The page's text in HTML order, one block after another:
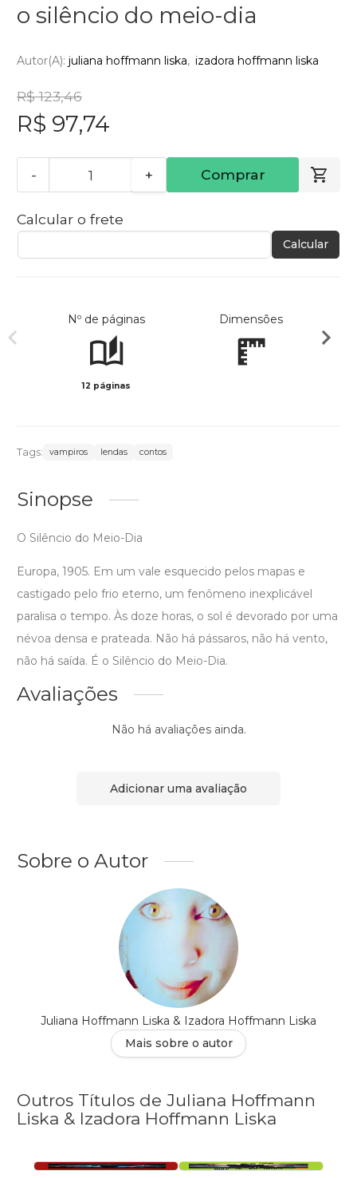
o silêncio do meio-dia
Autor(a): juliana hoffmann liska izadora hoffmann liska
R$ 123,46
R$ 97,74
- + Comprar
Calcular o frete
Calcular
Nº de páginas
12 páginas
Dimensões
Tags: vampiros lendas contos
Sinopse
O Silêncio do Meio-Dia
Europa, 1905. Em um vale esquecido pelos mapas e
castigado pelo frio eterno, um fenômeno inexplicável
paralisa o tempo. Às doze horas, o sol é devorado por uma
névoa densa e prateada. Não há pássaros, não há vento,
não há saída. É o Silêncio do Meio-Dia.
Avaliações
Não há avaliações ainda.
Adicionar uma avaliação
Sobre o Autor
Juliana Hoffmann Liska & Izadora Hoffmann Liska
Mais sobre o autor
Outros Títulos de Juliana Hoffmann
Liska & Izadora Hoffmann Liska